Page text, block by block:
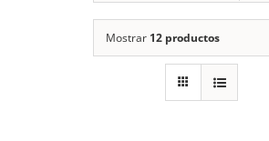
Cursos
Masters
Mostrar 12 productos